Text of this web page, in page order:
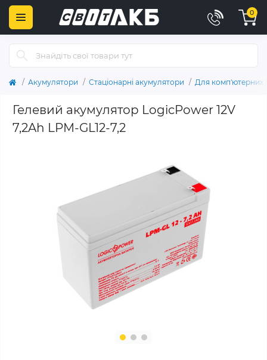
0
Акумулятори Стаціонарні акумулятори Для комп'ютерних
Гелевий акумулятор LogicPower 12V
7,2Ah LPM-GL12-7,2